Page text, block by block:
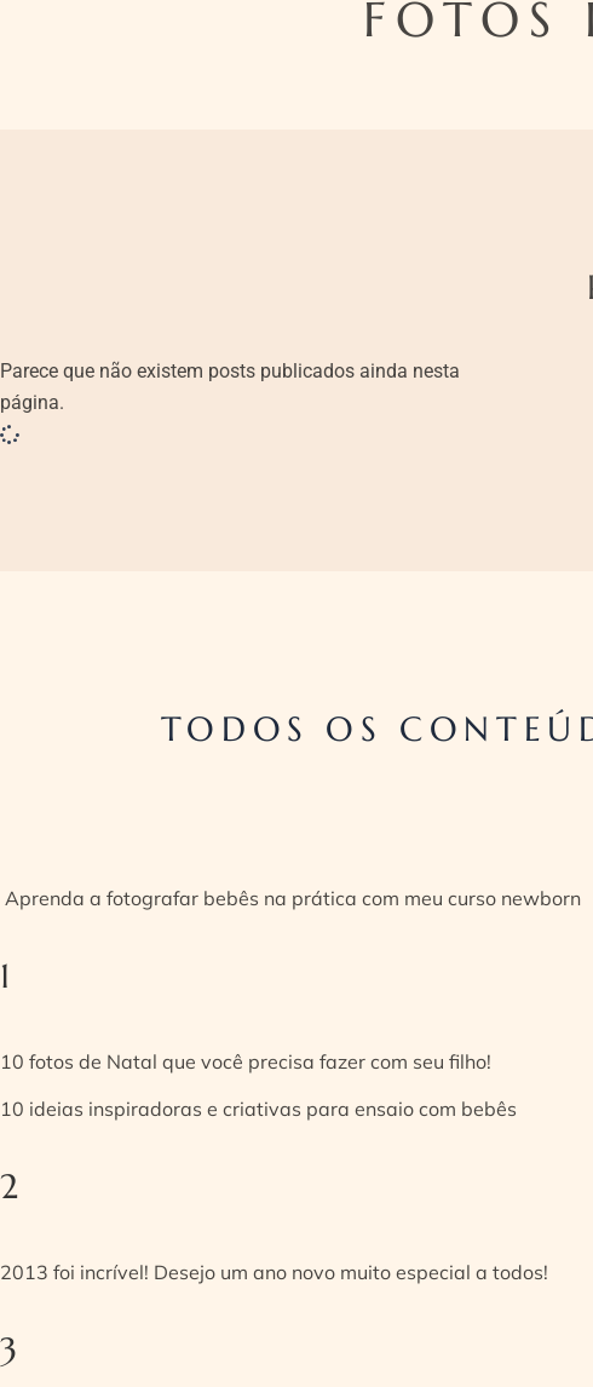
FOTOS
Parece que não existem posts publicados ainda nesta
página.
TODOS OS
Aprenda a fotografar bebês na prática com meu curso newborn
1
10 fotos de Natal que você precisa fazer com seu filho!
10 ideias inspiradoras e criativas para ensaio com bebês
2
2013 foi incrível! Desejo um ano novo muito especial a todos!
3